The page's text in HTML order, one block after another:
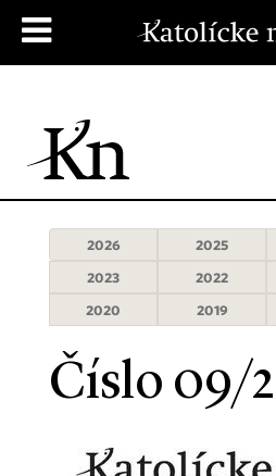
2026 2025
2023
2022
2020
2019
Číslo 09/